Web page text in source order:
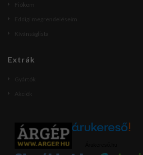
Fiókom
Eddigi megrendeléseim
Kívánságlista
Extrák
Gyártók
Akciók